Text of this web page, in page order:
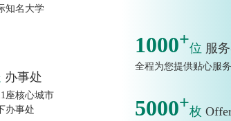
知名大学
1000+位 服
全程为您提供贴心服务
办事处
座核心城市
办事处
5000+枚